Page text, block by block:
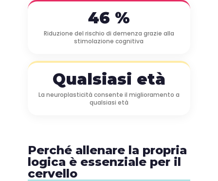
46 %
Riduzione del rischio di demenza grazie alla
stimolazione cognitiva
Qualsiasi età
La neuroplasticità consente il miglioramento a
qualsiasi età
Perché allenare la propria
logica è essenziale per il
cervello